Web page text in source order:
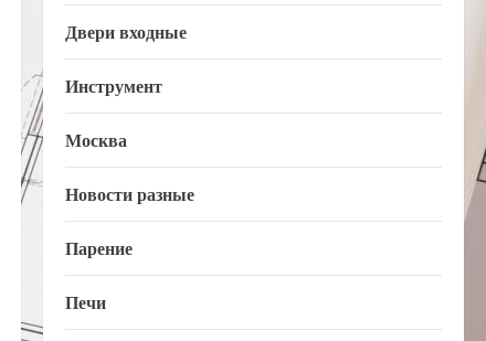
Двери входные
Инструмент
Москва
Новости разные
Парение
Печи